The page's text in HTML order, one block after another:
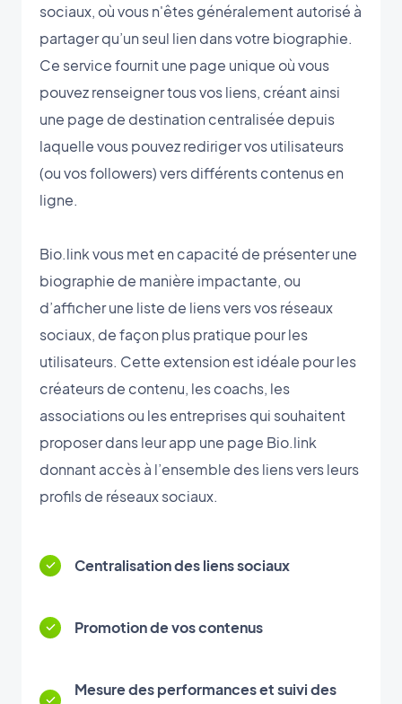
sociaux, où vous n'êtes généralement autorisé à
partager qu’un seul lien dans votre biographie.
Ce service fournit une page unique où vous
pouvez renseigner tous vos liens, créant ainsi
une page de destination centralisée depuis
laquelle vous pouvez rediriger vos utilisateurs
(ou vos followers) vers différents contenus en
ligne.
Bio.link vous met en capacité de présenter une
biographie de manière impactante, ou
d’afficher une liste de liens vers vos réseaux
sociaux, de façon plus pratique pour les
utilisateurs. Cette extension est idéale pour les
créateurs de contenu, les coachs, les
associations ou les entreprises qui souhaitent
proposer dans leur app une page Bio.link
donnant accès à l’ensemble des liens vers leurs
profils de réseaux sociaux.
Centralisation des liens sociaux
Promotion de vos contenus
Mesure des performances et suivi des